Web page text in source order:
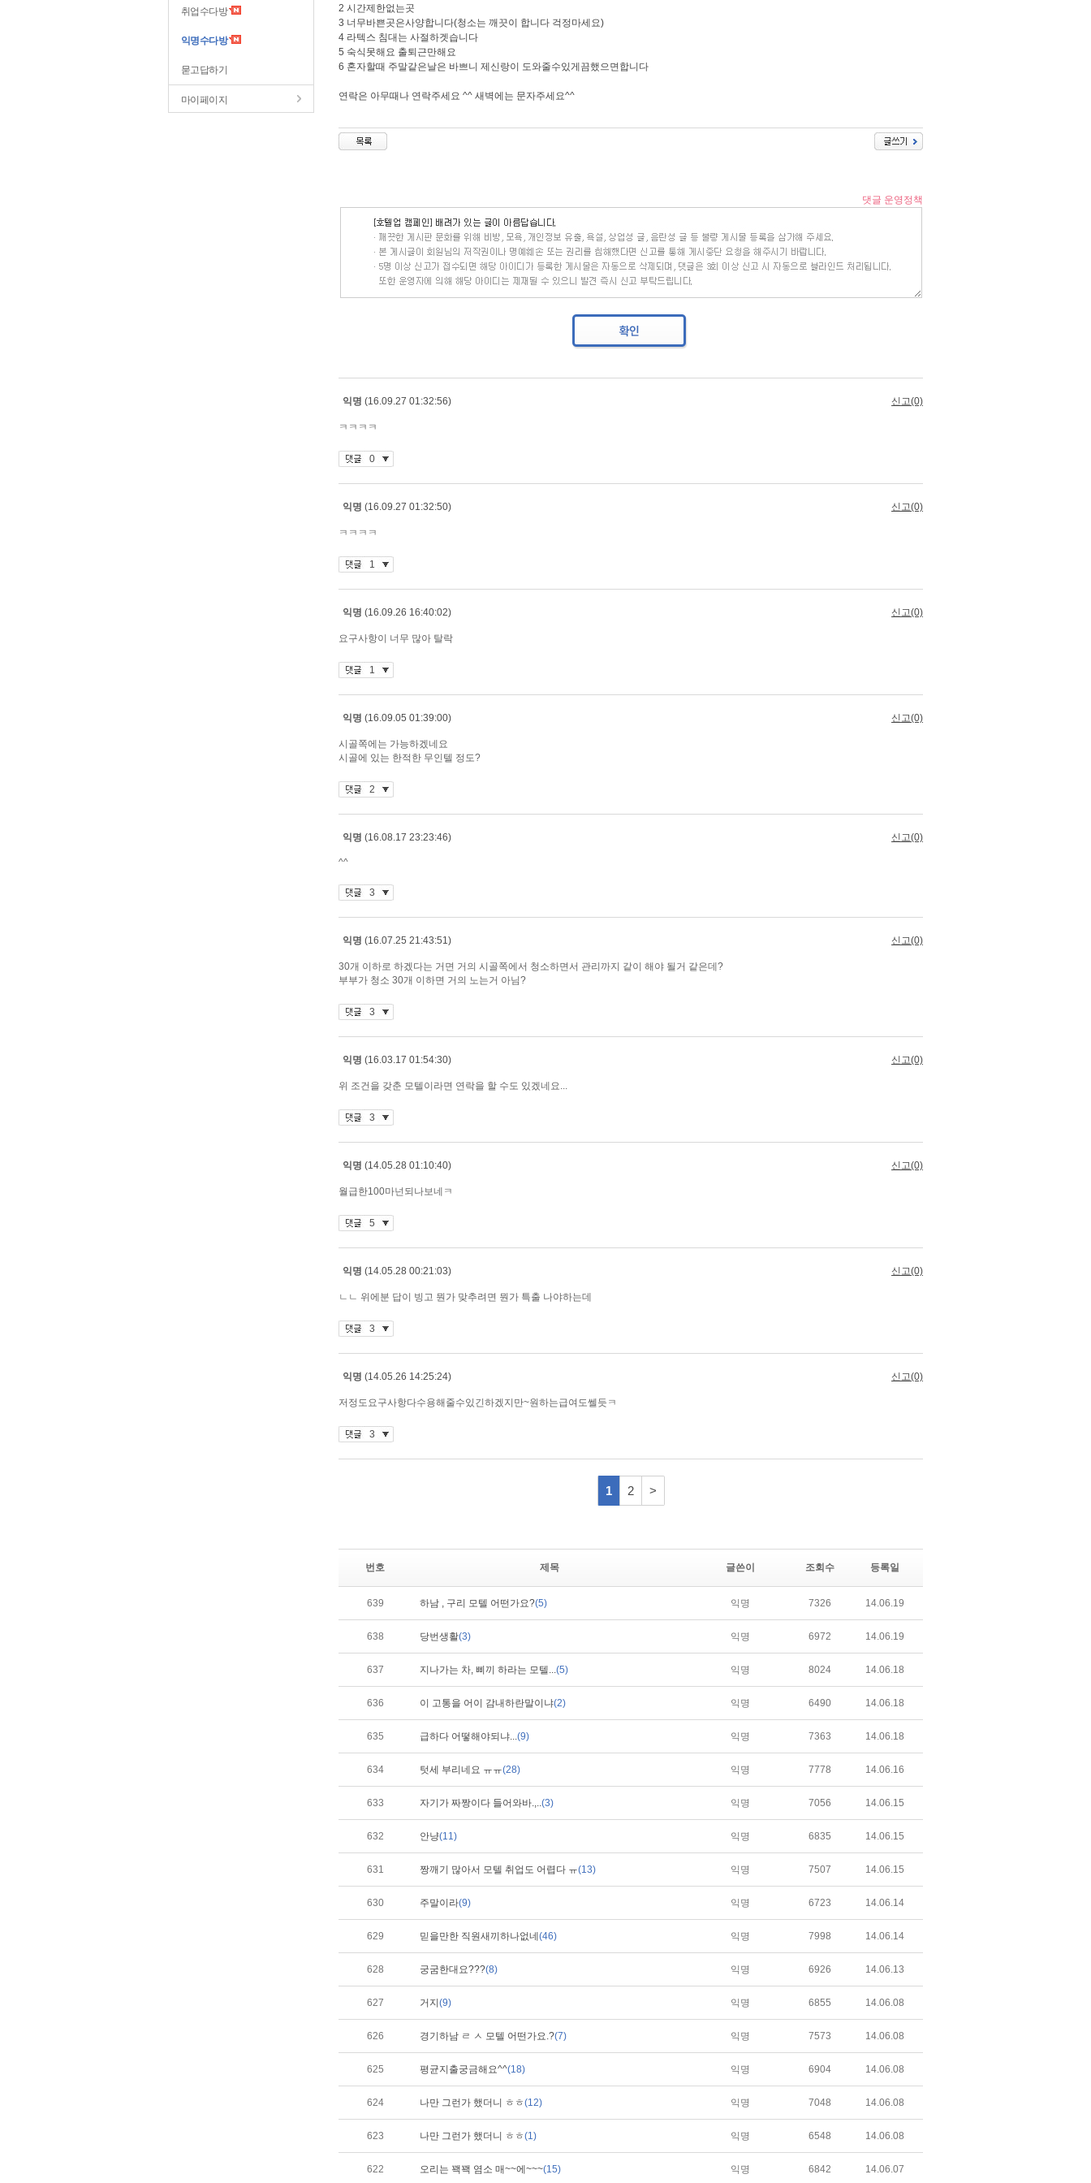
취업수다방
익명수다방
묻고답하기
마이페이지
2 시간제한없는곳
3 너무바쁜곳은사양합니다(청소는 깨끗이 합니다 걱정마세요)
4 라텍스 침대는 사절하겟습니다
5 숙식못해요 출퇴근만해요
6 혼자할때 주말같은날은 바쁘니 제신랑이 도와줄수있게끔했으면합니다
연락은 아무때나 연락주세요 ^^ 새벽에는 문자주세요^^
번호 제목 글쓴이 조회수 등록일
639 하남 , 구리 모텔 어떤가요?(5) 익명 7326 14.06.19
638 당번생활(3) 익명 6972 14.06.19
637 지나가는 차, 삐끼 하라는 모텔...(5) 익명 8024 14.06.18
636 이 고통을 어이 감내하란말이냐(2) 익명 6490 14.06.18
635 급하다 어떻해야되냐...(9) 익명 7363 14.06.18
634 텃세 부리네요 ㅠㅠ(28) 익명 7778 14.06.16
633 자기가 짜짱이다 들어와바.,..(3) 익명 7056 14.06.15
632 안냥(11) 익명 6835 14.06.15
631 짱깨기 많아서 모텔 취업도 어렵다 ㅠ(13) 익명 7507 14.06.15
630 주말이라(9) 익명 6723 14.06.14
629 믿을만한 직원새끼하나없네 (46) 익명 7998 14.06.14
628 궁굼한대요???(8) 익명 6926 14.06.13
627 거지 (9) 익명 6855 14.06.08
626 경기하남 ㄹ ㅅ 모텔 어떤가요.?(7) 익명 7573 14.06.08
625 평균지출궁금해요^^(18) 익명 6904 14.06.08
624 나만 그런가 했더니 ㅎㅎ(12) 익명 7048 14.06.08
623 나만 그런가 했더니 ㅎㅎ(1) 익명 6548 14.06.08
622 오리는 꽥꽥 염소 매~~에~~~(15) 익명 6842 14.06.07